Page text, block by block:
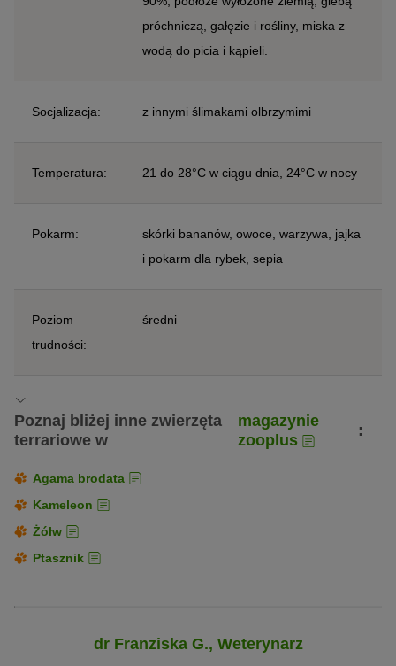
próchniczą, gałęzie i rośliny, miska z
wodą do picia i kąpieli.
Socjalizacja: z innymi ślimakami olbrzymimi
Temperatura: 21 do 28°C w ciągu dnia, 24°C w nocy
Pokarm:
skórki bananów, owoce, warzywa, jajka
i pokarm dla rybek, sepia
Poziom
trudności:
średni
Poznaj bliżej inne zwierzęta
terrariowe w
magazynie
zooplus
:
Agama brodata
Kameleon
Żółw
Ptasznik
dr Franziska G., Weterynarz